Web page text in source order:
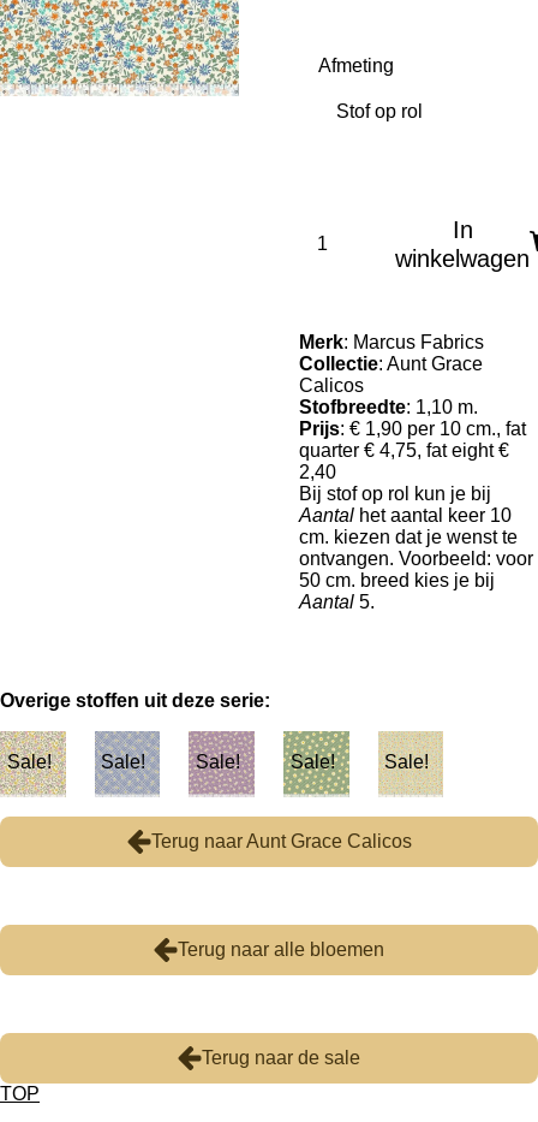
Afmeting
In
winkelwagen
Merk: Marcus Fabrics
Collectie: Aunt Grace
Calicos
Stofbreedte: 1,10 m.
Prijs: € 1,90 per 10 cm., fat
quarter € 4,75, fat eight €
2,40
Bij stof op rol kun je bij
Aantal het aantal keer 10
cm. kiezen dat je wenst te
ontvangen. Voorbeeld: voor
50 cm. breed kies je bij
Aantal 5.
Overige stoffen uit deze serie:
Sale! Sale! Sale! Sale! Sale!
Terug naar Aunt Grace Calicos
Terug naar alle bloemen
Terug naar de sale
TOP